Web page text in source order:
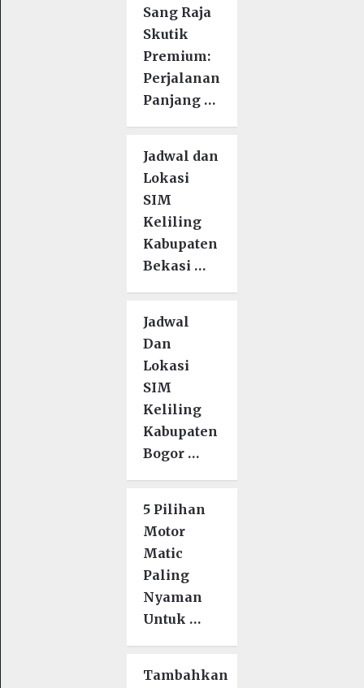
Sang Raja
Skutik
Premium:
Perjalanan
Panjang …
Jadwal dan
Lokasi
SIM
Keliling
Kabupaten
Bekasi …
Jadwal
Dan
Lokasi
SIM
Keliling
Kabupaten
Bogor …
5 Pilihan
Motor
Matic
Paling
Nyaman
Untuk …
Tambahkan